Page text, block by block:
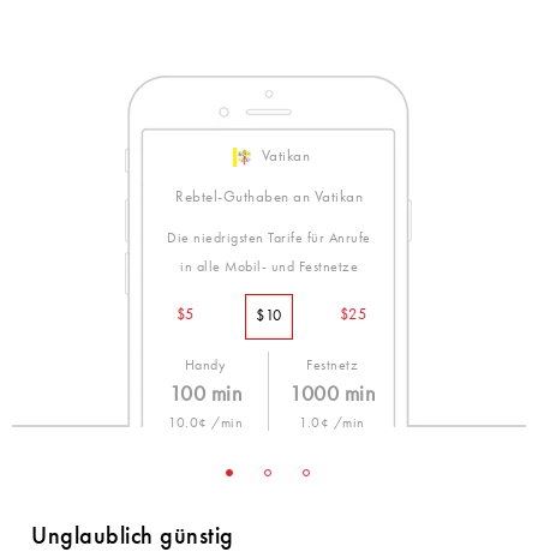
Vatikan
Rebtel-Guthaben an Vatikan
Die niedrigsten Tarife für Anrufe
in alle Mobil- und Festnetze
$5 $10 $25
Handy
100 min
10.0¢ /min
Festnetz
1000 min
1.0¢ /min
Unglaublich günstig